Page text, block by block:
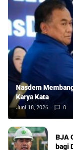
Nasdem
Karya Kata
Juni 18, 2026 0
BJA
bagi